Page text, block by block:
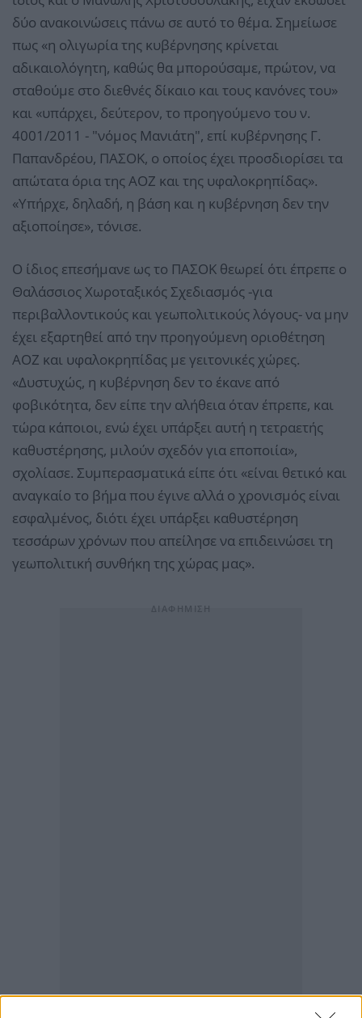
δύο ανακοινώσεις πάνω σε αυτό το θέμα. Σημείωσε
πως «η ολιγωρία της κυβέρνησης κρίνεται
αδικαιολόγητη, καθώς θα μπορούσαμε, πρώτον, να
σταθούμε στο διεθνές δίκαιο και τους κανόνες του»
και «υπάρχει, δεύτερον, το προηγούμενο του ν.
4001/2011 - "νόμος Μανιάτη", επί κυβέρνησης Γ.
Παπανδρέου, ΠΑΣΟΚ, ο οποίος έχει προσδιορίσει τα
απώτατα όρια της ΑΟΖ και της υφαλοκρηπίδας».
«Υπήρχε, δηλαδή, η βάση και η κυβέρνηση δεν την
αξιοποίησε», τόνισε.
Ο ίδιος επεσήμανε ως το ΠΑΣΟΚ θεωρεί ότι έπρεπε ο
Θαλάσσιος Χωροταξικός Σχεδιασμός -για
περιβαλλοντικούς και γεωπολιτικούς λόγους- να μην
έχει εξαρτηθεί από την προηγούμενη οριοθέτηση
ΑΟΖ και υφαλοκρηπίδας με γειτονικές χώρες.
«Δυστυχώς, η κυβέρνηση δεν το έκανε από
φοβικότητα, δεν είπε την αλήθεια όταν έπρεπε, και
τώρα κάποιοι, ενώ έχει υπάρξει αυτή η τετραετής
καθυστέρησης, μιλούν σχεδόν για εποποιία»,
σχολίασε. Συμπερασματικά είπε ότι «είναι θετικό και
αναγκαίο το βήμα που έγινε αλλά ο χρονισμός είναι
εσφαλμένος, διότι έχει υπάρξει καθυστέρηση
τεσσάρων χρόνων που απείλησε να επιδεινώσει τη
γεωπολιτική συνθήκη της χώρας μας».